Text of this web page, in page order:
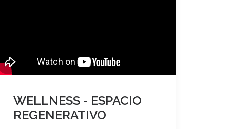
WELLNESS - ESPACIO
REGENERATIVO